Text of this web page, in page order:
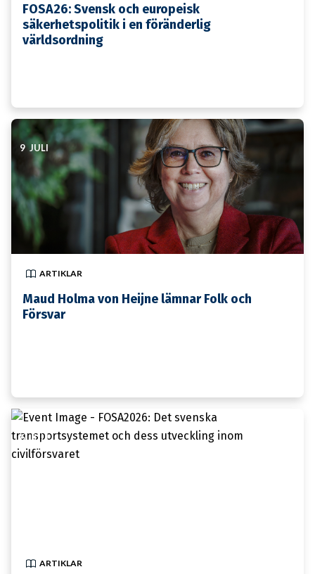
FOSA26: Svensk och europeisk
säkerhetspolitik i en föränderlig
världsordning
9 JULI
ARTIKLAR
Maud Holma von Heijne lämnar Folk och
Försvar
6 JULI
ARTIKLAR